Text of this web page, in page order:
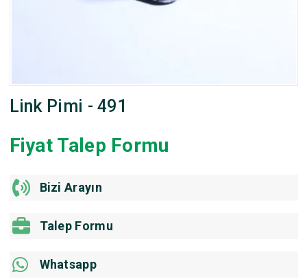
Link Pimi - 491
Fiyat Talep Formu
Bizi Arayın
Talep Formu
Whatsapp